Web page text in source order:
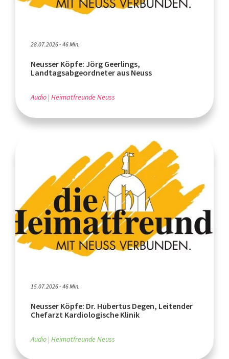
28.07.2026 - 46 Min.
Neusser Köpfe: Jörg Geerlings,
Landtagsabgeordneter aus Neuss
Audio Heimatfreunde Neuss
15.07.2026 - 46 Min.
Neusser Köpfe: Dr. Hubertus Degen, Leitender
Chefarzt Kardiologische Klinik
Audio Heimatfreunde Neuss